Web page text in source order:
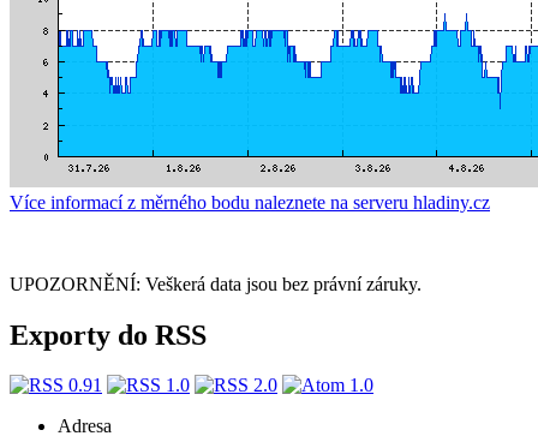
Více informací z měrného bodu naleznete na serveru hladiny.cz
UPOZORNĚNÍ: Veškerá data jsou bez právní záruky.
Exporty do RSS
Adresa